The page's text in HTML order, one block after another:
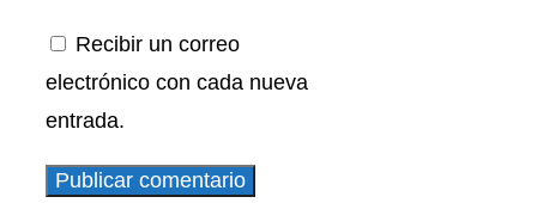
Recibir un correo
electrónico con cada nueva
entrada.